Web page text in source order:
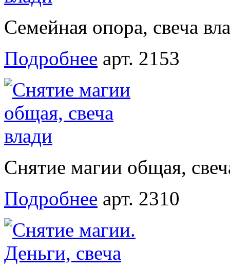
Семейная опора, свеча
Подробнее арт. 2153
Снятие магии общая,
Подробнее арт. 2310